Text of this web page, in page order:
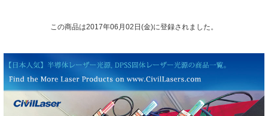
この商品は2017年06月02日(金)に登録されました。